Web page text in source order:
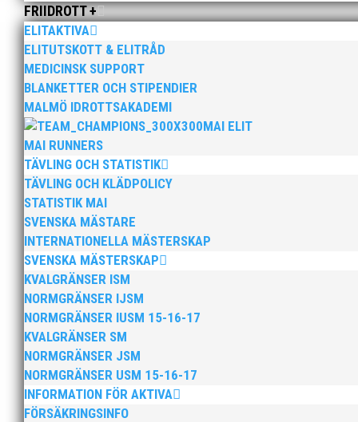
FRIIDROTT +
ELITAKTIVA
ELITUTSKOTT & ELITRÅD
MEDICINSK SUPPORT
BLANKETTER OCH STIPENDIER
MALMÖ IDROTTSAKADEMI
MAI ELIT
MAI RUNNERS
TÄVLING OCH STATISTIK
TÄVLING OCH KLÄDPOLICY
STATISTIK MAI
SVENSKA MÄSTARE
INTERNATIONELLA MÄSTERSKAP
SVENSKA MÄSTERSKAP
KVALGRÄNSER ISM
NORMGRÄNSER IJSM
NORMGRÄNSER IUSM 15-16-17
KVALGRÄNSER SM
NORMGRÄNSER JSM
NORMGRÄNSER USM 15-16-17
INFORMATION FÖR AKTIVA
FÖRSÄKRINGSINFO
som tränare inom hockeyn i Trelleborg
Efter att årsmötet avslutats följde en kväll
Bengt Bendéus som möjliggjorde och